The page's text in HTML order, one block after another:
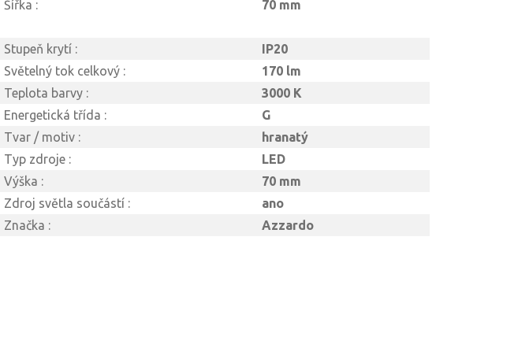
Šířka :
70 mm
Stupeň krytí :
IP20
Světelný tok celkový :
170 lm
Teplota barvy :
3000 K
Energetická třída :
G
Tvar / motiv :
hranatý
Typ zdroje :
LED
Výška :
70 mm
Zdroj světla součástí :
ano
Značka :
Azzardo